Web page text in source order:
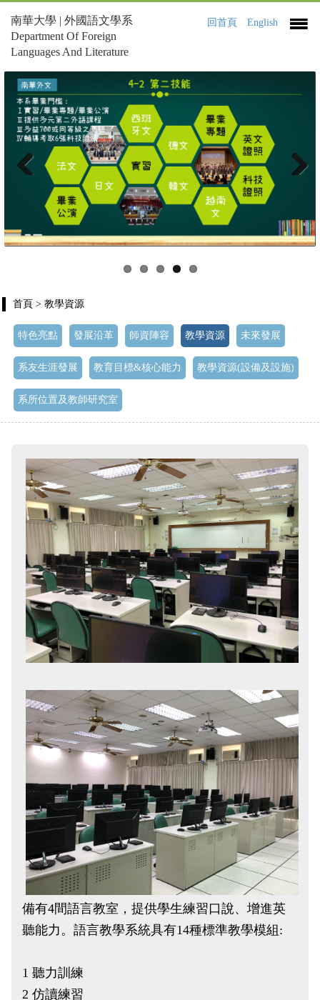
南華大學 | 外國語文學系
Department Of Foreign
Languages And Literature
回首頁 English
首頁 > 教學資源
特色亮點 發展沿革 師資陣容 教學資源 未來發展
系友生涯發展 教育目標&核心能力 教學資源(設備及設施)
系所位置及教師研究室
備有4間語言教室，提供學生練習口說、增進英
聽能力。語言教學系統具有14種標準教學模組:
1 聽力訓練
2 仿讀練習